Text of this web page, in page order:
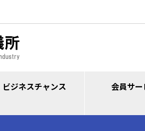
ビジネスチャンス 会員サ